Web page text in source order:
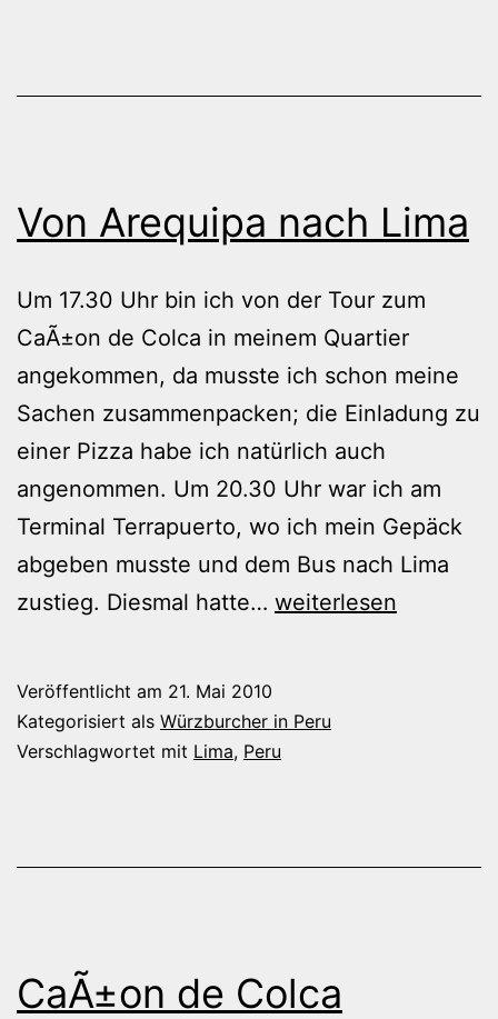
Von Arequipa nach Lima
Um 17.30 Uhr bin ich von der Tour zum
CaÃ±on de Colca in meinem Quartier
angekommen, da musste ich schon meine
Sachen zusammenpacken; die Einladung zu
einer Pizza habe ich natürlich auch
angenommen. Um 20.30 Uhr war ich am
Terminal Terrapuerto, wo ich mein Gepäck
abgeben musste und dem Bus nach Lima
zustieg. Diesmal hatte… Von
Lima
weiterlesen
Veröffentlicht am 21. Mai 2010
Kategorisiert als Würzburcher in Peru
Verschlagwortet mit Lima, Peru
CaÃ±on de Colca